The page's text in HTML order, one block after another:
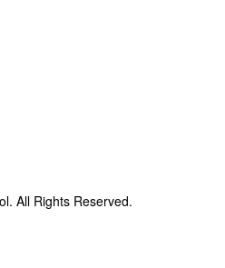
All Rights Reserved.